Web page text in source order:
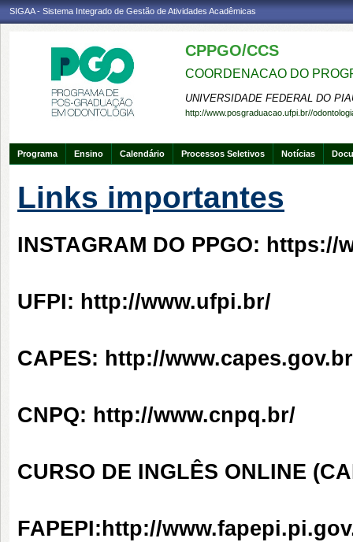
SIGAA - Sistema Integrado de Gestão de Atividades Acadêmicas
CPPGO/CCS
COORDENACAO DO
UNIVERSIDADE FEDERAL DO
http://www.posgraduacao.ufpi.br//
Programa Ensino Calendário Processos Seletivos Notícias
Links importantes
INSTAGRAM DO PPGO: https://
UFPI: http://www.ufpi.br/
CAPES: http://
CNPQ: http://www.cnpq.br/
CURSO DE INGLÊS ONLINE
FAPEPI: http://